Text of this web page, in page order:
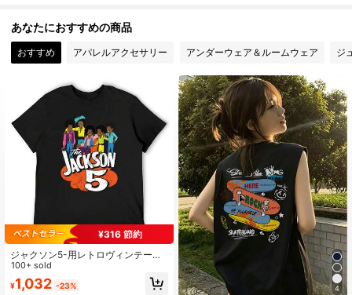
あなたにおすすめの商品
おすすめ アパレルアクセサリー アンダーウェア＆ルームウェア ジ
¥316 節約
ジャクソン5-用レトロヴィンテージ
漫画Tシャツ,1970sユーズド加工グラ
フィック,カワイイ服,スウェットシャ
ツ,スウェットシャツ
100+ sold
¥1,032 -23%
4